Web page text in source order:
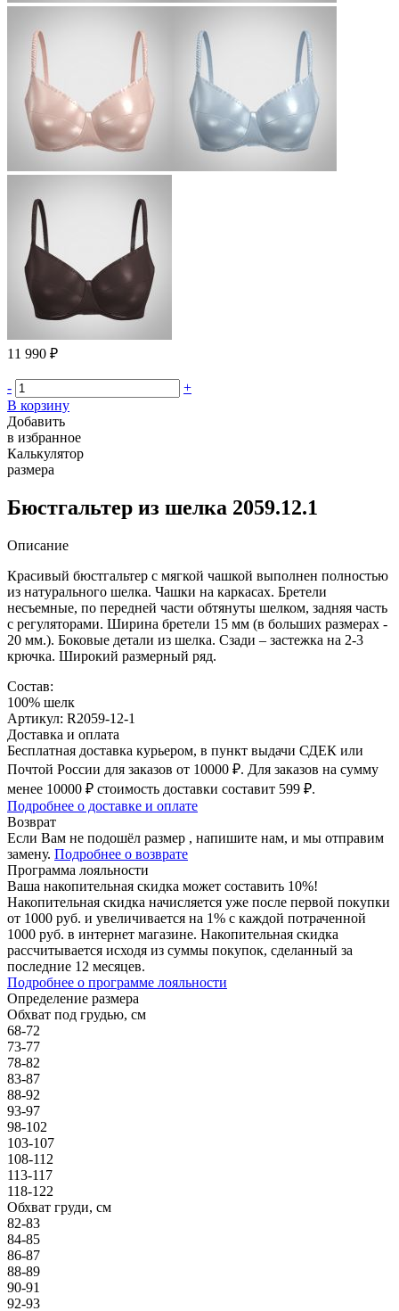
11 990 ₽
-
+
В корзину
Добавить
в избранное
Калькулятор
размера
Бюстгальтер из шелка 2059.12.1
Описание
Красивый бюстгальтер с мягкой чашкой выполнен полностью
из натурального шелка. Чашки на каркасах. Бретели
несъемные, по передней части обтянуты шелком, задняя часть
с регуляторами. Ширина бретели 15 мм (в больших размерах -
20 мм.). Боковые детали из шелка. Сзади – застежка на 2-3
крючка. Широкий размерный ряд.
Состав:
100% шелк
Артикул: R2059-12-1
Доставка и оплата
Бесплатная доставка курьером, в пункт выдачи СДЕК или
Почтой России для заказов от 10000 ₽. Для заказов на сумму
менее 10000 ₽ стоимость доставки составит 599 ₽.
Подробнее о доставке и оплате
Возврат
Если Вам не подошёл размер , напишите нам, и мы отправим
замену. Подробнее о возврате
Программа лояльности
Ваша накопительная скидка может составить 10%!
Накопительная скидка начисляется уже после первой покупки
от 1000 руб. и увеличивается на 1% с каждой потраченной
1000 руб. в интернет магазине. Накопительная скидка
рассчитывается исходя из суммы покупок, сделанный за
последние 12 месяцев.
Подробнее о программе лояльности
Определение размера
Обхват под грудью, см
68-72
73-77
78-82
83-87
88-92
93-97
98-102
103-107
108-112
113-117
118-122
Обхват груди, см
82-83
84-85
86-87
88-89
90-91
92-93